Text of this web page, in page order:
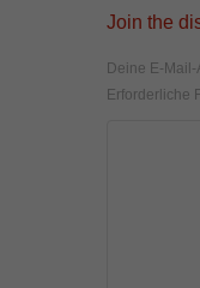
Join the
Deine E-Mail-
Erforderliche
Wenn Sie unter 16
Wir verwenden